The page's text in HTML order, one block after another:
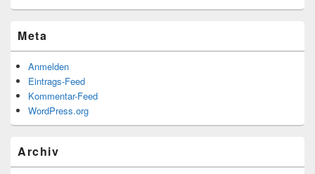
Meta
Anmelden
Eintrags-Feed
Kommentar-Feed
WordPress.org
Archiv